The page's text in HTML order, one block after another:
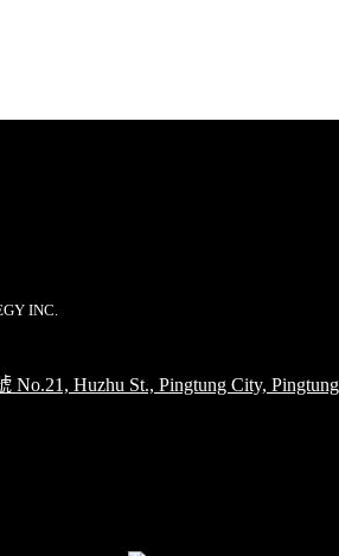
INC.
Huzhu St., Pingtung City,